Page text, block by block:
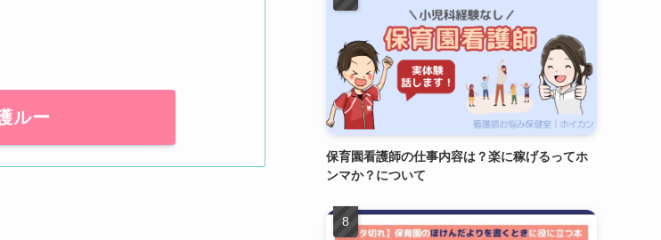
ルー
保育園看護師の仕事内容は？楽に稼げるってホ
ンマか？について